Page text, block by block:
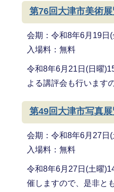
第76回大津市美術
会期：令和8年6月19日
入場料：無料
令和8年6月21日(日曜
よる講評会も行います
第49回大津市写真
会期：令和8年6月27日
入場料：無料
令和8年6月27日(土曜
催しますので、是非と